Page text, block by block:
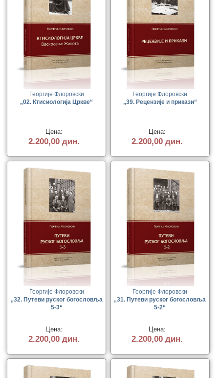
Георгије Флоровски
„02. Ктисиологија Цркве“
Цена:
2.200,00 дин.
Георгије Флоровски
„39. Рецензије и прикази“
Цена:
2.200,00 дин.
Георгије Флоровски
„32. Путеви руског богословља
5-3“
Цена:
2.200,00 дин.
Георгије Флоровски
„31. Путеви руског богословља
5-2“
Цена:
2.200,00 дин.